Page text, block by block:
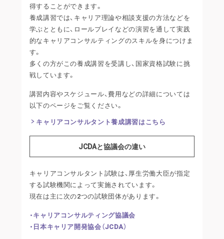
得することができます。
養成講習では、キャリア理論や相談支援の方法などを
学ぶとともに、ロールプレイなどの演習を通して実践
的なキャリアコンサルティングのスキルを身につけま
す。
多くの方がこの養成講習を受講し、国家資格試験に挑
戦しています。
講習内容やスケジュール、費用などの詳細については
以下のページをご覧ください。
キャリアコンサルタント養成講習はこちら
JCDAと協議会の違い
キャリアコンサルタント試験は、厚生労働大臣が指定
する試験機関によって実施されています。
現在は主に次の2つの試験団体があります。
・キャリアコンサルティング協議会
・日本キャリア開発協会（JCDA）